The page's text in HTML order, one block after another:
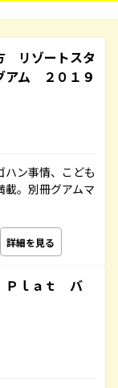
リゾートスタ
アム ２０１９
ン事情、こども
。別冊グアムマ
詳細を見る
Ｐｌａｔ バ